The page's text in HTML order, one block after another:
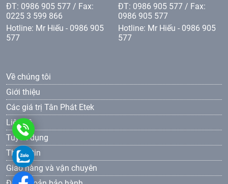
ĐT: 0986 905 577 / Fax:
0225 3 599 866
Hotline: Mr Hiếu - 0986 905
577
ĐT: 0986 905 577 / Fax:
0986 905 577
Hotline: Mr Hiếu - 0986 905
577
Về chúng tôi
Giới thiệu
Các giá trị Tân Phát Etek
Liên hệ
Tuyển dụng
Thông tin
Giao hàng và vận chuyên
0986
905
577
0986
905